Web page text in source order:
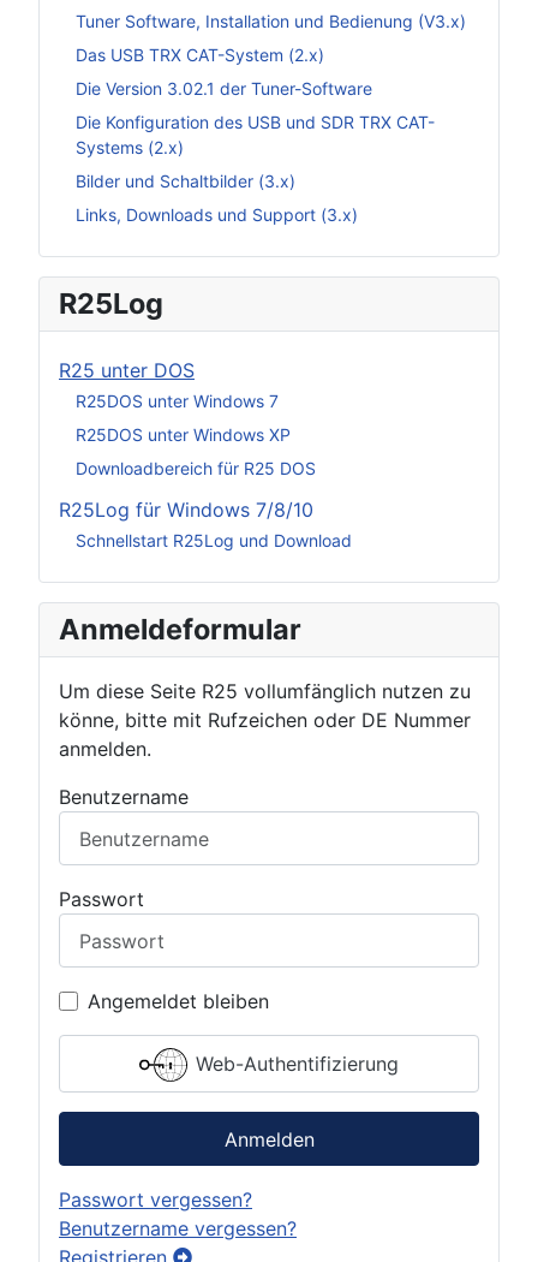
Tuner Software, Installation und Bedienung (V3.x)
Das USB TRX CAT-System (2.x)
Die Version 3.02.1 der Tuner-Software
Die Konfiguration des USB und SDR TRX CAT-
Systems (2.x)
Bilder und Schaltbilder (3.x)
Links, Downloads und Support (3.x)
R25Log
R25 unter DOS
R25DOS unter Windows 7
R25DOS unter Windows XP
Downloadbereich für R25 DOS
R25Log für Windows 7/8/10
Schnellstart R25Log und Download
Anmeldeformular
Um diese Seite R25 vollumfänglich nutzen zu
könne, bitte mit Rufzeichen oder DE Nummer
anmelden.
Benutzername
Passwort
Angemeldet bleiben
Web-Authentifizierung
Anmelden
Passwort vergessen?
Benutzername vergessen?